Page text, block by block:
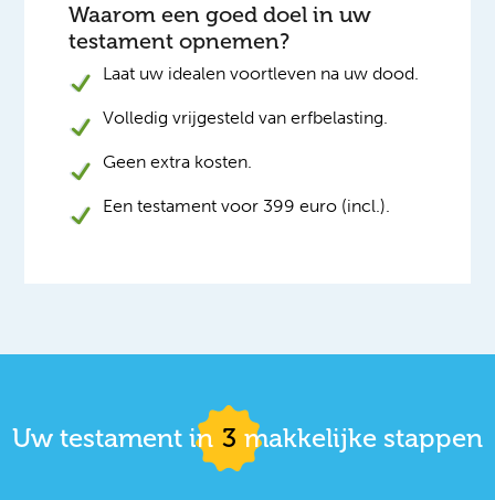
Waarom een goed doel in uw
testament opnemen?
Laat uw idealen voortleven na uw dood.
Volledig vrijgesteld van erfbelasting.
Geen extra kosten.
Een testament voor 399 euro (incl.).
Uw testament in 3 makkelijke stappen